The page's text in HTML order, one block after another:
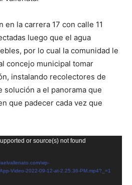
en la carrera 17 con calle 11
luego que el agua
por lo cual la comunidad le
concejo municipal tomar
instalando recolectores de
solución a el panorama que
que padecer cada vez que
or source(s) not found
wp-
Video-2022-09-12-at-2.25.36-PM.mp4?_=1